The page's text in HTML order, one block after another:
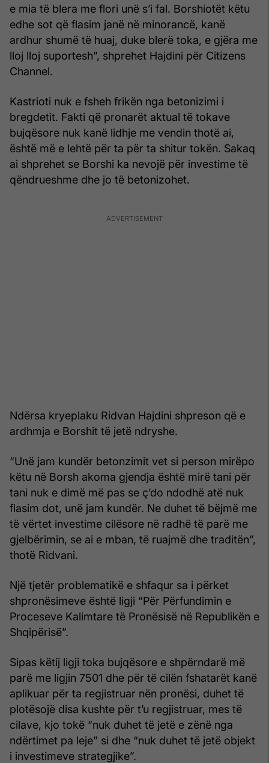
e mia të blera me flori unë s’i fal. Borshiotët këtu
edhe sot që flasim janë në minorancë, kanë
ardhur shumë të huaj, duke blerë toka, e gjëra me
lloj lloj suportesh”, shprehet Hajdini për Citizens
Channel.
Kastrioti nuk e fsheh frikën nga betonizimi i
bregdetit. Fakti që pronarët aktual të tokave
bujqësore nuk kanë lidhje me vendin thotë ai,
është më e lehtë për ta për ta shitur tokën. Sakaq
ai shprehet se Borshi ka nevojë për investime të
qëndrueshme dhe jo të betonizohet.
Ndërsa kryeplaku Ridvan Hajdini shpreson që e
ardhmja e Borshit të jetë ndryshe.
“Unë jam kundër betonzimit vet si person mirëpo
këtu në Borsh akoma gjendja është mirë tani për
tani nuk e dimë më pas se ç’do ndodhë atë nuk
flasim dot, unë jam kundër. Ne duhet të bëjmë me
të vërtet investime cilësore në radhë të parë me
gjelbërimin, se ai e mban, të ruajmë dhe traditën”,
thotë Ridvani.
Një tjetër problematikë e shfaqur sa i përket
shpronësimeve është ligji “Për Përfundimin e
Proceseve Kalimtare të Pronësisë në Republikën e
Shqipërisë”.
Sipas këtij ligji toka bujqësore e shpërndarë më
parë me ligjin 7501 dhe për të cilën fshatarët kanë
aplikuar për ta regjistruar nën pronësi, duhet të
plotësojë disa kushte për t’u regjistruar, mes të
cilave, kjo tokë “nuk duhet të jetë e zënë nga
ndërtimet pa leje” si dhe “nuk duhet të jetë objekt
i investimeve strategjike”.